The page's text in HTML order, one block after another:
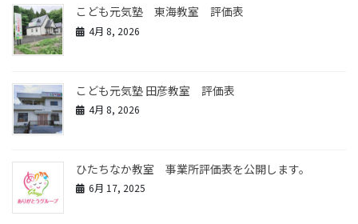
こども元気塾 東海教室 評価表
4月 8, 2026
こども元気塾 田彦教室 評価表
4月 8, 2026
ひたちなか教室 事業所評価表を公開します。
6月 17, 2025